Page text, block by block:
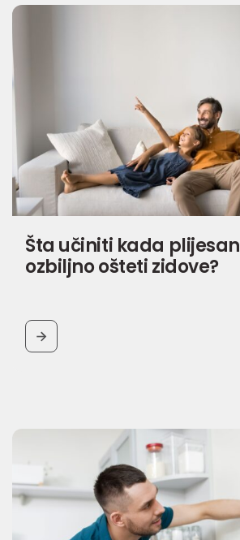
Šta učiniti kada plijesan
ozbiljno ošteti zidove?
BUTTON